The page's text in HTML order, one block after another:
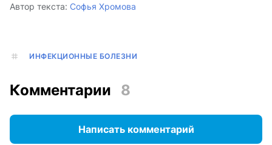
Автор текста: Софья Хромова
ИНФЕКЦИОННЫЕ БОЛЕЗНИ
Комментарии 8
Написать комментарий